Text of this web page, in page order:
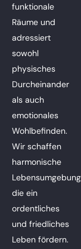
funktionale
Räume und
adressiert
sowohl
physisches
Durcheinander
als auch
emotionales
Wohlbefinden.
Wir schaffen
harmonische
die ein
ordentliches
und friedliches
Leben fördern.